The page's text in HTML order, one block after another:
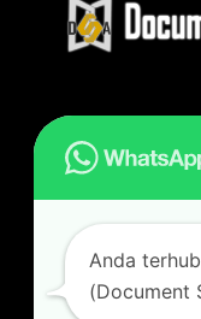
Kontak kami
Alamat kantor :
Jl Swadaya Pam
Anda
(Document